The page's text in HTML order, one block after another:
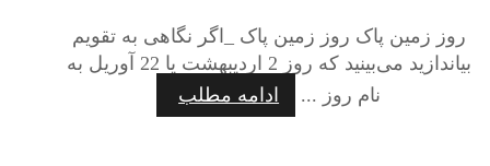
روز زمین پاک روز زمین پاک _اگر نگاهی به تقویم
بیاندازید می‌بینید که روز 2 اردیبهشت یا 22 آوریل به
نام روز ...
ادامه مطلب